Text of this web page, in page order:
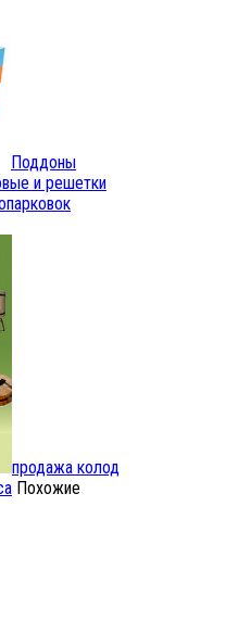
Поддоны
и решетки
продажа колод
Похожие